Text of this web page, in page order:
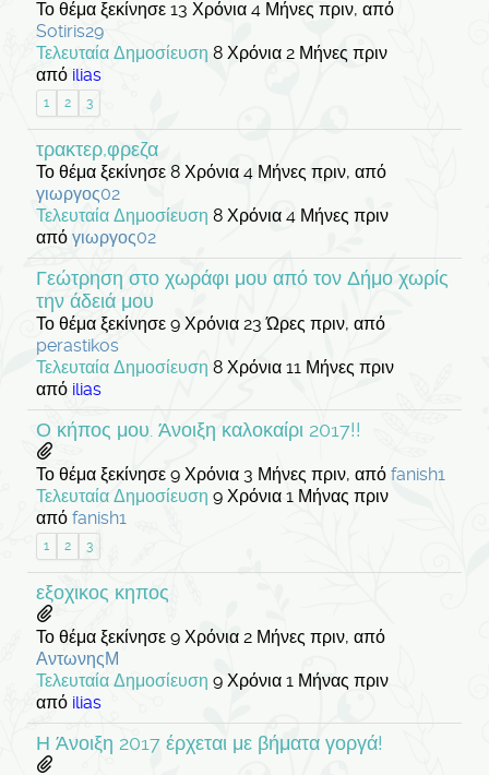
Το θέμα ξεκίνησε 13 Χρόνια 4 Μήνες πριν, από
Sotiris29
Τελευταία Δημοσίευση 8 Χρόνια 2 Μήνες πριν
από ilias
1 2 3
τρακτερ,φρεζα
Το θέμα ξεκίνησε 8 Χρόνια 4 Μήνες πριν, από
γιωργος02
Τελευταία Δημοσίευση 8 Χρόνια 4 Μήνες πριν
από γιωργος02
Γεώτρηση στο χωράφι μου από τον Δήμο χωρίς
την άδειά μου
Το θέμα ξεκίνησε 9 Χρόνια 23 Ώρες πριν, από
perastikos
Τελευταία Δημοσίευση 8 Χρόνια 11 Μήνες πριν
από ilias
Ο κήπος μου. Άνοιξη καλοκαίρι 2017!!
Το θέμα ξεκίνησε 9 Χρόνια 3 Μήνες πριν, από fanish1
Τελευταία Δημοσίευση 9 Χρόνια 1 Μήνας πριν
από fanish1
1 2 3
εξοχικος κηπος
Το θέμα ξεκίνησε 9 Χρόνια 2 Μήνες πριν, από
ΑντωνηςΜ
Τελευταία Δημοσίευση 9 Χρόνια 1 Μήνας πριν
από ilias
Η Άνοιξη 2017 έρχεται με βήματα γοργά!